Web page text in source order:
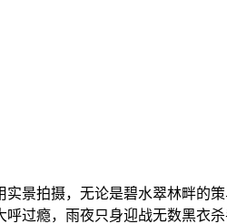
景拍摄，无论是碧水翠林畔的
过瘾，雨夜只身迎战无数黑衣